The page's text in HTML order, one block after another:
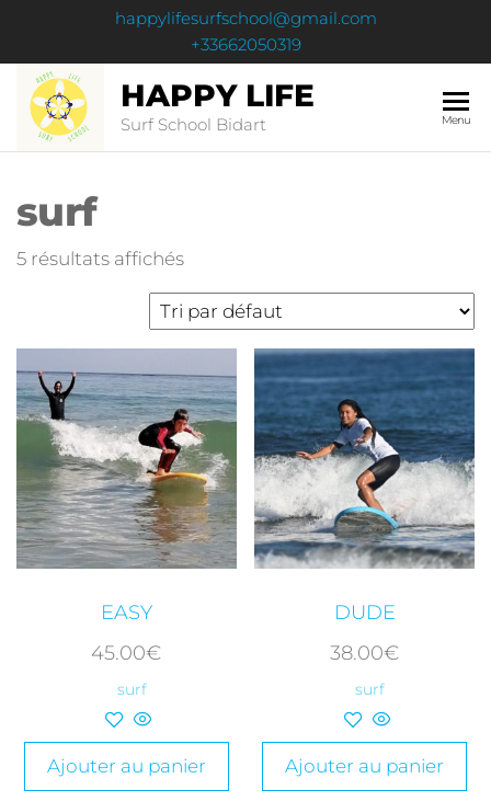
happylifesurfschool@gmail.com
+33662050319
HAPPY LIFE
Surf School Bidart Menu
surf
5 résultats affichés
EASY​
45.00€
surf
Ajouter au panier
DUDE
38.00€
surf
Ajouter au panier